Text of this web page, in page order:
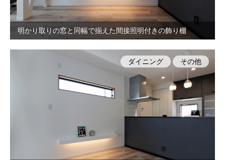
明かり取りの窓と同幅で揃えた間接照明付きの飾り棚
ダイニング その他